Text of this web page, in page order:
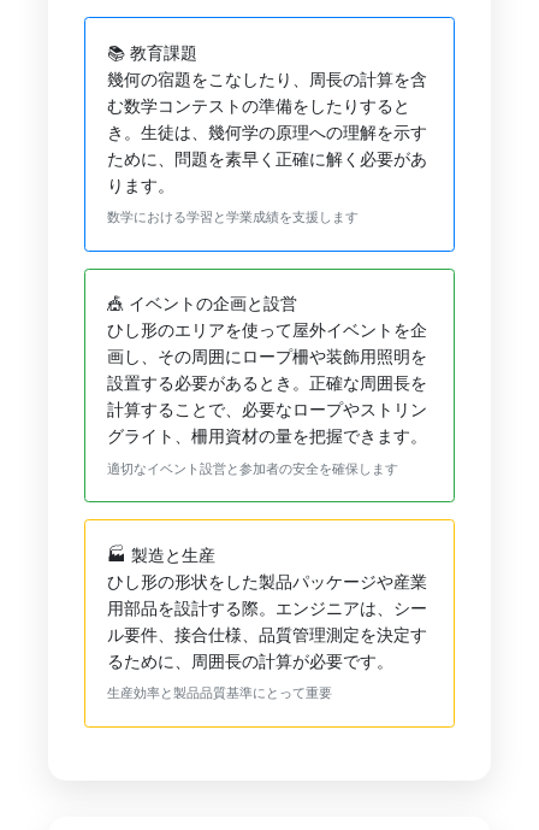
📚 教育課題
幾何の宿題をこなしたり、周長の計算を含
む数学コンテストの準備をしたりすると
き。生徒は、幾何学の原理への理解を示す
ために、問題を素早く正確に解く必要があ
ります。
数学における学習と学業成績を支援します
🎪 イベントの企画と設営
ひし形のエリアを使って屋外イベントを企
画し、その周囲にロープ柵や装飾用照明を
設置する必要があるとき。正確な周囲長を
計算することで、必要なロープやストリン
グライト、柵用資材の量を把握できます。
適切なイベント設営と参加者の安全を確保します
🏭 製造と生産
ひし形の形状をした製品パッケージや産業
用部品を設計する際。エンジニアは、シー
ル要件、接合仕様、品質管理測定を決定す
るために、周囲長の計算が必要です。
生産効率と製品品質基準にとって重要